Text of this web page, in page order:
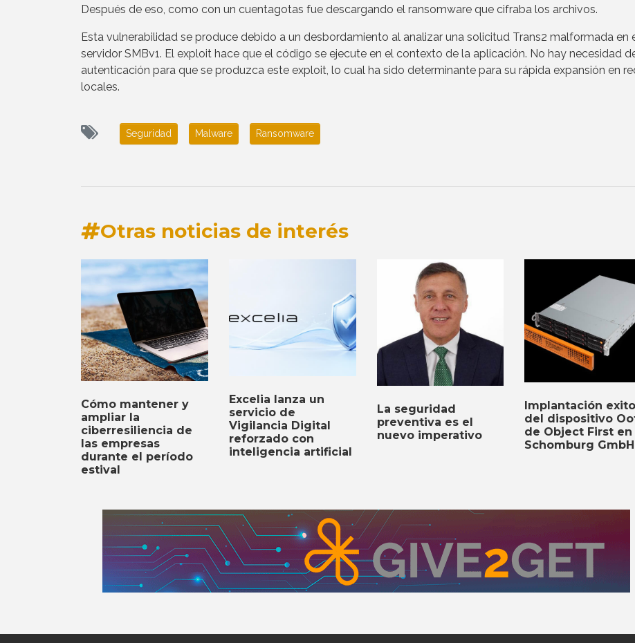
Después de eso, como con un cuentagotas fue descargando el ransomware que cifraba los archivos.
Esta vulnerabilidad se produce debido a un desbordamiento al analizar una solicitud Trans2 malformada en
servidor SMBv1. El exploit hace que el código se ejecute en el contexto de la aplicación. No hay necesidad
autenticación para que se produzca este exploit, lo cual ha sido determinante para su rápida expansión en
locales.
Seguridad Malware Ransomware
Otras noticias de interés
Cómo mantener y
ampliar la
ciberresiliencia de
las empresas
durante el período
estival
Excelia lanza un
servicio de
Vigilancia Digital
reforzado con
inteligencia artificial
La seguridad
preventiva es el
nuevo imperativo
Implantación
del dispositivo
de Object First en
Schomburg GmbH